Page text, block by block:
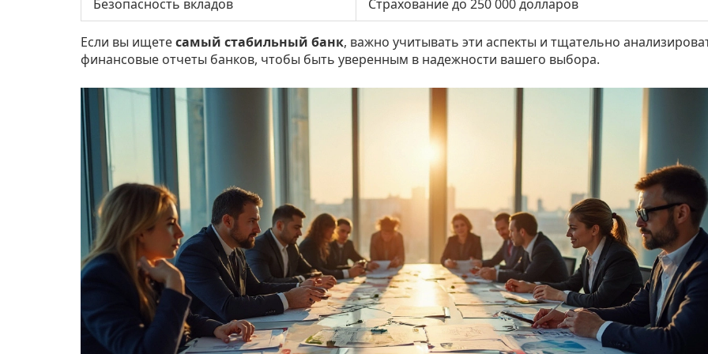
Безопасность вкладов Страхование до 250 000 долларов
Если вы ищетесамый стабильный банк, важно учитывать эти аспекты и тщательно
финансовые отчеты банков, чтобы быть уверенным в надежности вашего выбора.